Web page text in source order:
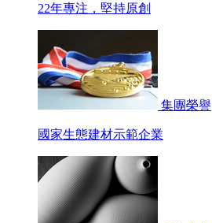
22年專注，堅持原創
集團榮譽
國家生態建材示範企業